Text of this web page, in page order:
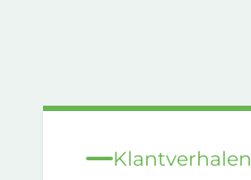
Klantverhalen